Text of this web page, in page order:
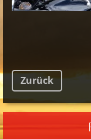
Zurück